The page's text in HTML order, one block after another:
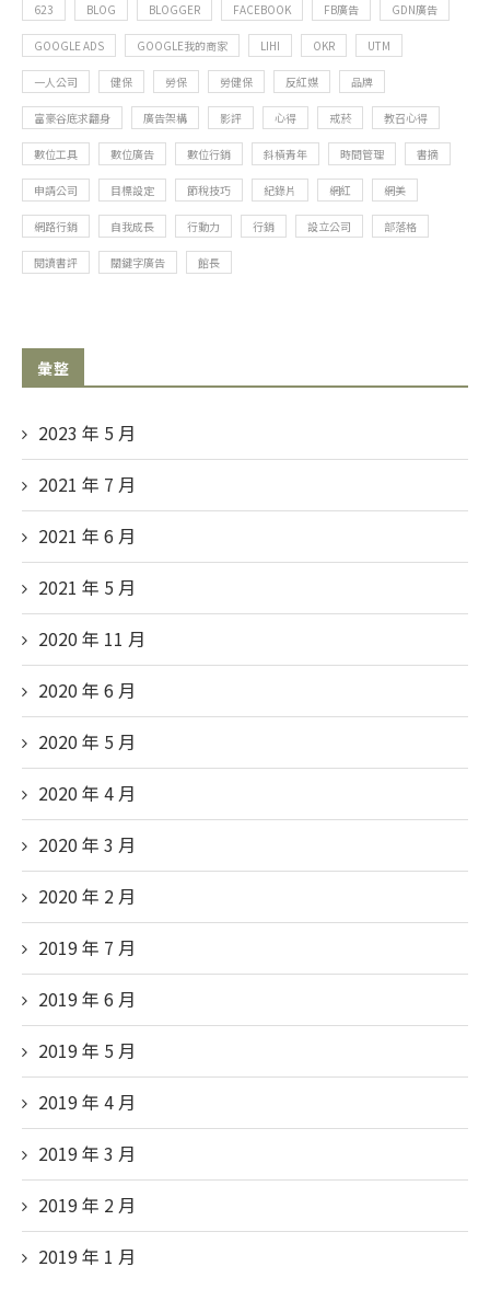
623 BLOG BLOGGER FACEBOOK FB廣告 GDN廣告
GOOGLE ADS GOOGLE我的商家 LIHI OKR UTM
一人公司 健保 勞保 勞健保 反紅媒 品牌
富豪谷底求翻身 廣告架構 影評 心得 戒菸 教召心得
數位工具 數位廣告 數位行銷 斜槓青年 時間管理 書摘
申請公司 目標設定 節稅技巧 紀錄片 網紅 網美
網路行銷 自我成長 行動力 行銷 設立公司 部落格
閱讀書評 關鍵字廣告 館長
彙整
2023 年 5 月
2021 年 7 月
2021 年 6 月
2021 年 5 月
2020 年 11 月
2020 年 6 月
2020 年 5 月
2020 年 4 月
2020 年 3 月
2020 年 2 月
2019 年 7 月
2019 年 6 月
2019 年 5 月
2019 年 4 月
2019 年 3 月
2019 年 2 月
2019 年 1 月